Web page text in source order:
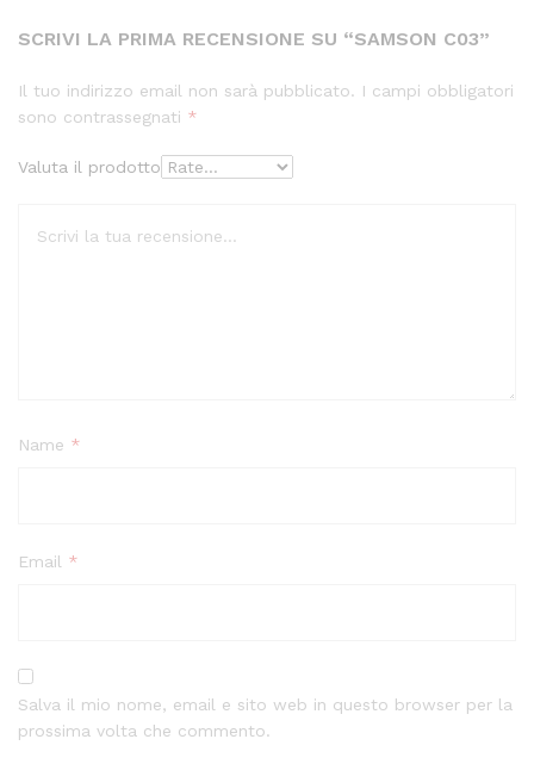
SCRIVI LA PRIMA RECENSIONE SU “SAMSON C03”
Il tuo indirizzo email non sarà pubblicato. I campi obbligatori
sono contrassegnati *
Valuta il prodotto
Name *
Email *
Salva il mio nome, email e sito web in questo browser per la
prossima volta che commento.